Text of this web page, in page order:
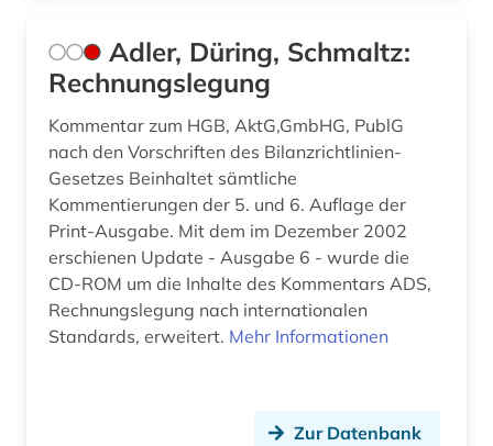
börsenrecht (2)
bündnerromanisch (1)
bürgerliches gesetzbuch (6)
bürgerliches recht (3)
bürgerrechtsbewegung (2)
Adler, Düring, Schmaltz:
Rechnungslegung
Kommentar zum HGB, AktG,GmbHG, PublG
nach den Vorschriften des Bilanzrichtlinien-
Gesetzes Beinhaltet sämtliche
Kommentierungen der 5. und 6. Auflage der
Print-Ausgabe. Mit dem im Dezember 2002
erschienen Update - Ausgabe 6 - wurde die
CD-ROM um die Inhalte des Kommentars ADS,
Rechnungslegung nach internationalen
Standards, erweitert. Mehr Informationen
Zur Datenbank